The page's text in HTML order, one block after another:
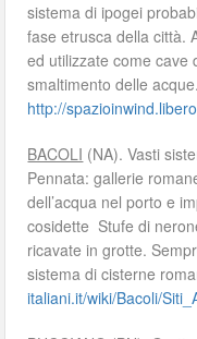
sistema di ipogei
fase etrusca della città.
ed utilizzate come cave
smaltimento delle acque.
http://
BACOLI (NA). Vasti
Pennata: gallerie
dell’acqua nel porto e
cosidette Stufe di
ricavate in grotte.
sistema di cisterne
italiani.it/wiki/Bacoli/